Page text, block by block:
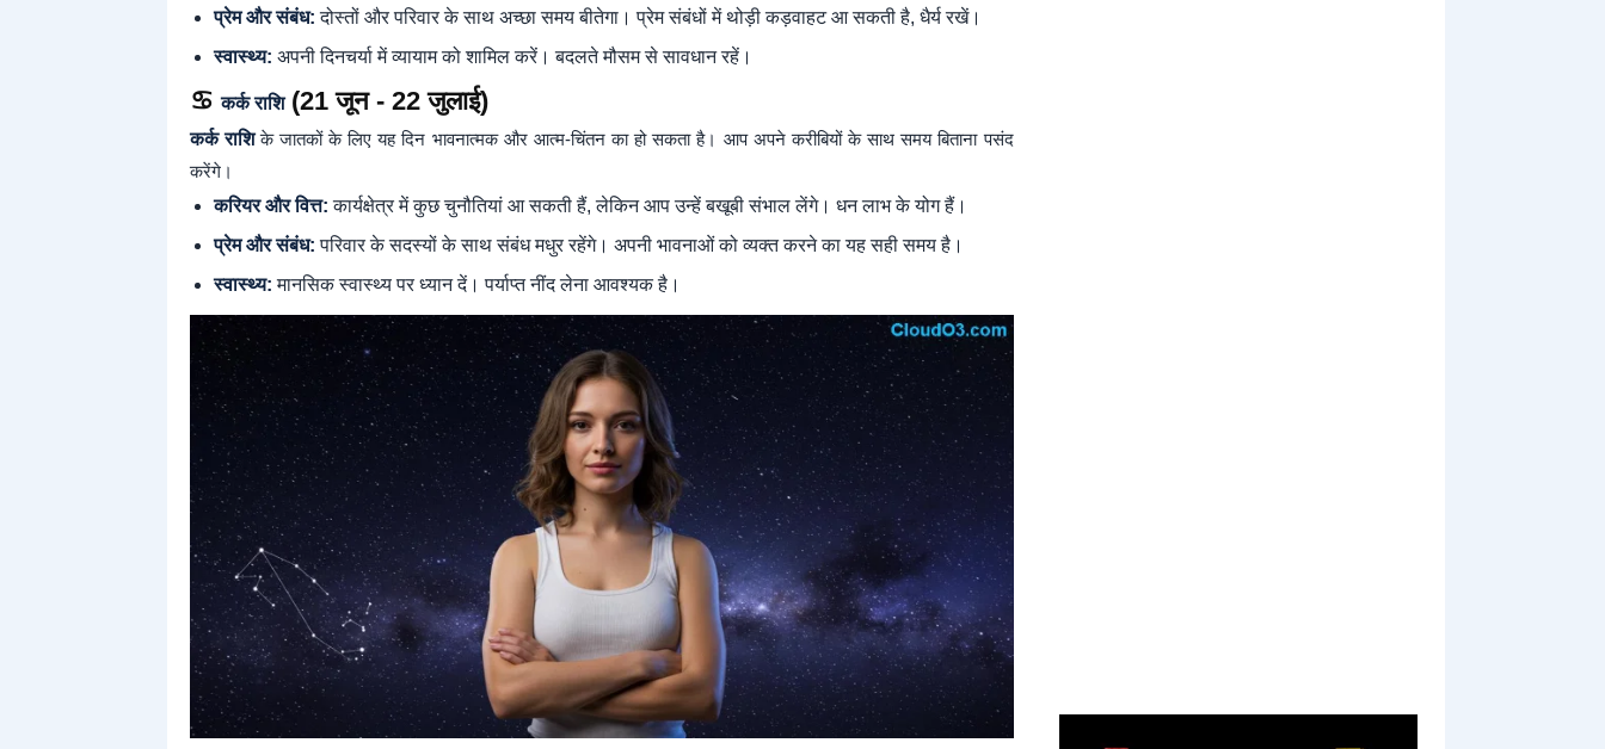
प्रेम और संबंध: दोस्तों और परिवार के साथ अच्छा समय बीतेगा। प्रेम संबंधों में थोड़ी कड़वाहट आ सकती है, धैर्य रखें।
स्वास्थ्य: अपनी दिनचर्या में व्यायाम को शामिल करें। बदलते मौसम से सावधान रहें।
♋कर्क राशि(21 जून - 22 जुलाई)
कर्क राशिके जातकों के लिए यह दिन भावनात्मक और आत्म-चिंतन का हो सकता है। आप अपने करीबियों के साथ समय बिताना पसंद
करेंगे।
करियर और वित्त: कार्यक्षेत्र में कुछ चुनौतियां आ सकती हैं, लेकिन आप उन्हें बखूबी संभाल लेंगे। धन लाभ के योग हैं।
प्रेम और संबंध: परिवार के सदस्यों के साथ संबंध मधुर रहेंगे। अपनी भावनाओं को व्यक्त करने का यह सही समय है।
स्वास्थ्य: मानसिक स्वास्थ्य पर ध्यान दें। पर्याप्त नींद लेना आवश्यक है।